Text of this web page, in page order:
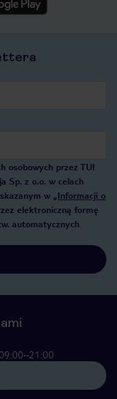
osobowych przez TUI
Sp. z o.o. w celach
w „Informacji o
elektroniczną formę
automatycznych